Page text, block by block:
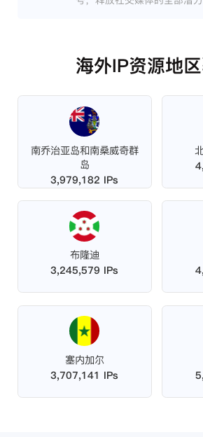
海外IP资源地
南乔治亚岛和南桑威奇群
岛
3,979,182 IPs
布隆迪
3,245,579 IPs
塞内加尔
3,707,141 IPs